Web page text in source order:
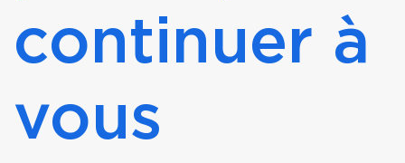
continuer à
vous